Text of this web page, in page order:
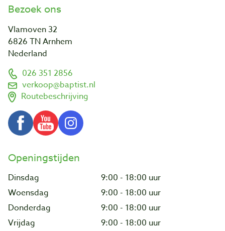
Bezoek ons
Vlamoven 32
6826 TN Arnhem
Nederland
026 351 2856
verkoop@baptist.nl
Routebeschrijving
Openingstijden
Dinsdag
9:00 - 18:00 uur
Woensdag
9:00 - 18:00 uur
Donderdag
9:00 - 18:00 uur
Vrijdag
9:00 - 18:00 uur